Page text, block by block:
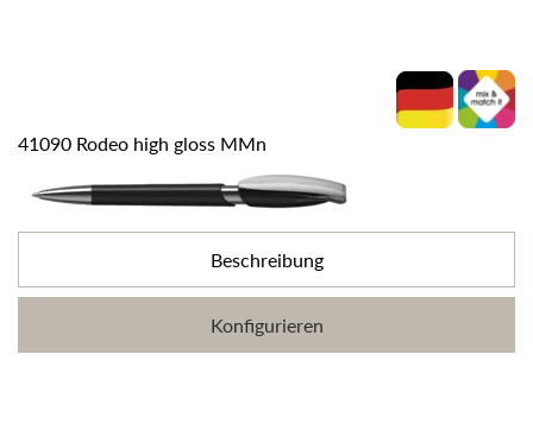
41090 Rodeo high gloss MMn
Beschreibung
Konfigurieren